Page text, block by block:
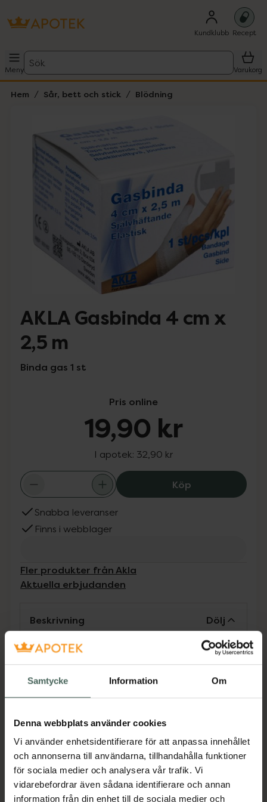
Samtycke Information Om
Denna webbplats använder cookies
Vi använder enhetsidentifierare för att anpassa innehållet
och annonserna till användarna, tillhandahålla funktioner
för sociala medier och analysera vår trafik. Vi
vidarebefordrar även sådana identifierare och annan
information från din enhet till de sociala medier och
Kundklubb Recept
Meny
Sök
Varukorg
Hem Sår, bett och stick Blödning
Lista: . Innehåller 1 objekt.
AKLA Gasbinda 4 cm x
2,5 m
Binda gas 1 st
Pris online
19,90 kr
I apotek: 32,90 kr
KöpAKLA
Snabba leveranser
Finns i webblager
Fler produkter från Akla
Aktuella erbjudanden
Beskrivning Dölj
Medicinteknisk produkt.
Tillverkaren garanterar genom
gällande krav.
Självhäftande, elastisk, latexfri gasbinda.
Används som stöd-/fixeringsbandage.
Jämförpris 29,90 kr/st
EAN:07311410931628